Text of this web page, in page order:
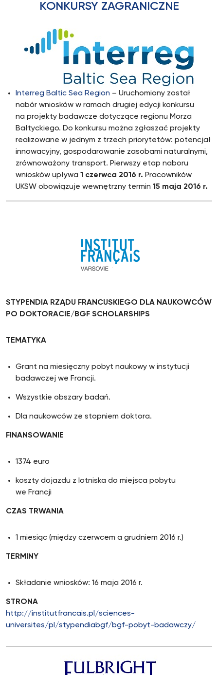
KONKURSY ZAGRANICZNE
Interreg Baltic Sea Region – Uruchomiony został
nabór wniosków w ramach drugiej edycji konkursu
na projekty badawcze dotyczące regionu Morza
Bałtyckiego. Do konkursu można zgłaszać projekty
realizowane w jednym z trzech priorytetów: potencjał
innowacyjny, gospodarowanie zasobami naturalnymi,
zrównoważony transport. Pierwszy etap naboru
wniosków upływa 1 czerwca 2016 r. Pracowników
UKSW obowiązuje wewnętrzny termin 15 maja 2016 r.
STYPENDIA RZĄDU FRANCUSKIEGO DLA NAUKOWCÓW
PO DOKTORACIE/BGF SCHOLARSHIPS
TEMATYKA
Grant na miesięczny pobyt naukowy w instytucji
badawczej we Francji.
Wszystkie obszary badań.
Dla naukowców ze stopniem doktora.
FINANSOWANIE
1374 euro
koszty dojazdu z lotniska do miejsca pobytu
we Francji
CZAS TRWANIA
1 miesiąc (między czerwcem a grudniem 2016 r.)
TERMINY
Składanie wniosków: 16 maja 2016 r.
STRONA
http://institutfrancais.pl/sciences-
universites/pl/stypendiabgf/bgf-pobyt-badawczy/